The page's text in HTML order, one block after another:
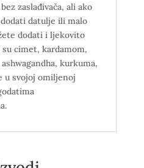
zaslađivača, ali ako
datulje ili malo
dodati i ljekovito
cimet, kardamom,
kurkuma,
u svojoj omiljenoj